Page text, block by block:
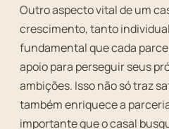
Outro aspecto vital de um
crescimento, tanto
fundamental que cada
apoio para perseguir seus
ambições. Isso não só traz
também enriquece a
importante que o casal